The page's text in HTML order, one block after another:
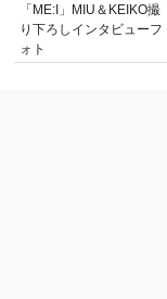
「ME:I」MIU＆KEIKO撮
り下ろしインタビューフ
ォト